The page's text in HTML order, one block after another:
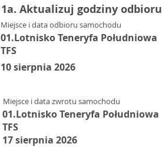
1a. Aktualizuj godziny odbioru
Miejsce i data odbioru samochodu
01.Lotnisko Teneryfa Południowa
TFS
10 sierpnia 2026
Miejsce i data zwrotu samochodu
01.Lotnisko Teneryfa Południowa
TFS
17 sierpnia 2026